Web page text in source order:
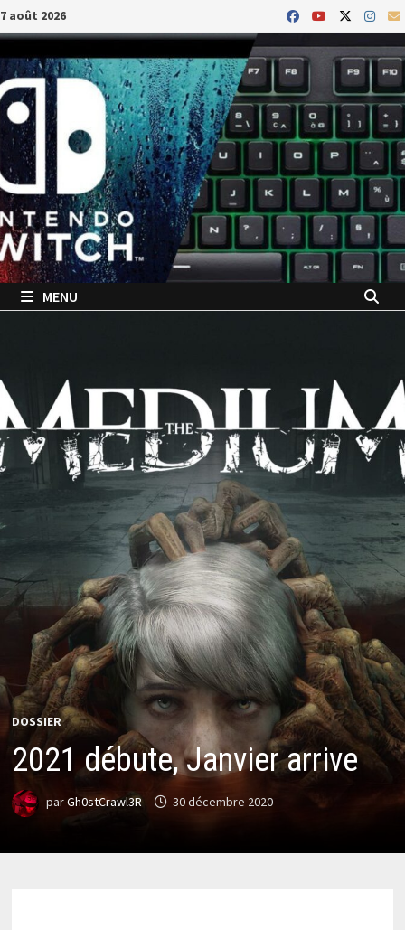
Passer
au
contenu
7 août 2026
MENU
DOSSIER
2021 débute, Janvier arrive
parGh0stCrawl3R 30 décembre 2020